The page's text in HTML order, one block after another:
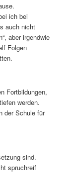
ich bei
auch nicht
aber irgendwie
Folgen
Fortbildungen,
werden.
der Schule für
sind.
spruchreif